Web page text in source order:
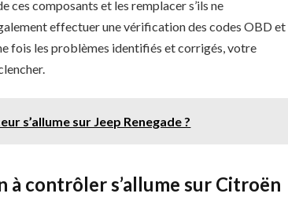
ces composants et les remplacer s’ils ne
effectuer une vérification des codes OBD et
fois les problèmes identifiés et corrigés, votre
s’allume sur Jeep Renegade ?
contrôler s’allume sur Citroën